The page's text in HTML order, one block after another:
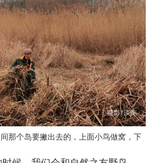
那个岛要撇出去的，上面小鸟做窝，下